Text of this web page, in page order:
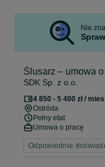
Nie
Ślusarz – umowa
SDK Sp. z o.o.
4 850 - 5 400 zł /
Ostróda
Pełny etat
Umowa o pracę
Odpowiednie